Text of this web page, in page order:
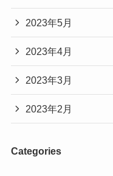
2023年5月
2023年4月
2023年3月
2023年2月
Categories